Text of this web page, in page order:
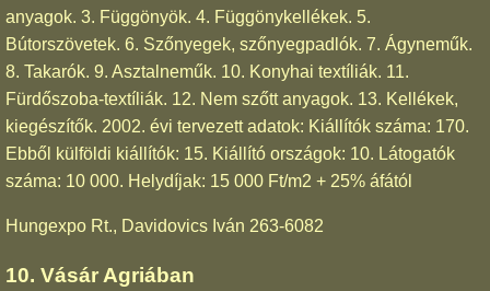
anyagok. 3. Függönyök. 4. Függönykellékek. 5.
Bútorszövetek. 6. Szőnyegek, szőnyegpadlók. 7. Ágyneműk.
8. Takarók. 9. Asztalneműk. 10. Konyhai textíliák. 11.
Fürdőszoba-textíliák. 12. Nem szőtt anyagok. 13. Kellékek,
kiegészítők. 2002. évi tervezett adatok: Kiállítók száma: 170.
Ebből külföldi kiállítók: 15. Kiállító országok: 10. Látogatók
száma: 10 000. Helydíjak: 15 000 Ft/m2 + 25% áfától
Hungexpo Rt., Davidovics Iván 263-6082
10. Vásár Agriában